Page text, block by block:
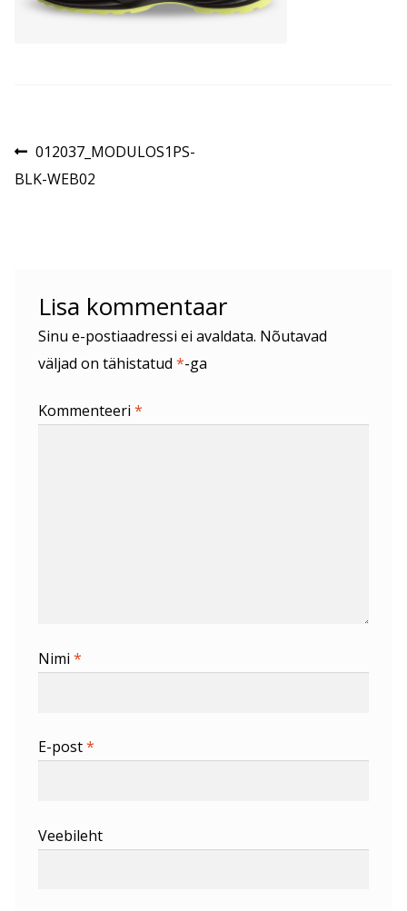
Navigeerimine
Eelmine
postitus:
012037_MODULOS1PS-
BLK-WEB02
Lisa kommentaar
Sinu e-postiaadressi ei avaldata. Nõutavad
väljad on tähistatud *-ga
Kommenteeri *
Nimi *
E-post*
Veebileht